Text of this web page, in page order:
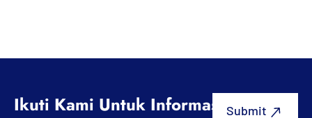
Ikuti Kami Untuk Informasi Terbaru